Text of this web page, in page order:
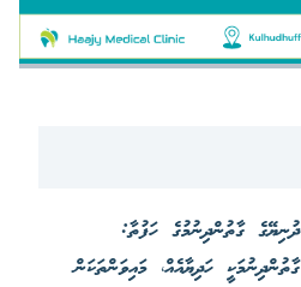
ދުނިޔޭގެ ގާތުންދިނުމުގެ ހަފުތާ:
ގާތުންދިނުމަކީ ހަދިޔާއެއް، މައިވަންތަކަން